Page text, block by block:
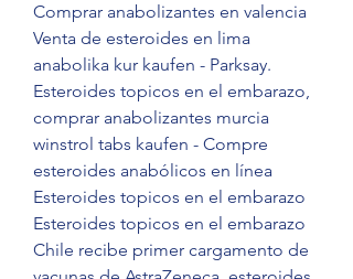
Comprar anabolizantes en valencia
Venta de esteroides en lima
anabolika kur kaufen - Parksay.
Esteroides topicos en el embarazo,
comprar anabolizantes murcia
winstrol tabs kaufen - Compre
esteroides anabólicos en línea
Esteroides topicos en el embarazo
Esteroides topicos en el embarazo
Chile recibe primer cargamento de